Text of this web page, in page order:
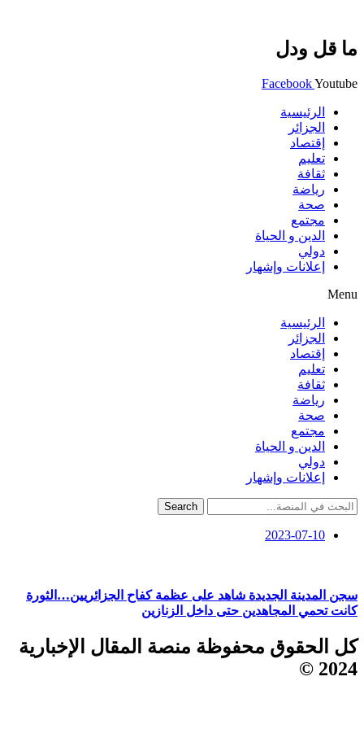
ما قل ودل
FacebookYoutube
الرئيسية
الجزائر
إقتصاد
تعليم
ثقافة
رياضة
صحة
مجتمع
الدين و الحياة
دولي
إعلانات وإشهار
Menu
الرئيسية
الجزائر
إقتصاد
تعليم
ثقافة
رياضة
صحة
مجتمع
الدين و الحياة
دولي
إعلانات وإشهار
Search
2023-07-10
سجن المدينة الجديدة شاهد على عظمة كفاح الجزائريين…الثورة
كانت تحمي المجاهدين حتى داخل الزنازين
كل الحقوق محفوظة منصة المقال الإخبارية
2024 ©